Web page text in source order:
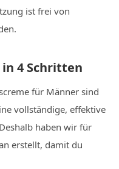
ist frei von
4 Schritten
für Männer sind
vollständige, effektive
haben wir für
erstellt, damit du